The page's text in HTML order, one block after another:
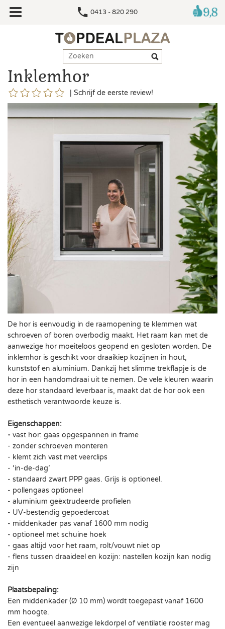
0413 - 820 290
Inklemhor
| Schrijf de eerste review!
De hor is eenvoudig in de raamopening te klemmen wat
schroeven of boren overbodig maakt. Het raam kan met de
aanwezige hor moeiteloos geopend en gesloten worden. De
inklemhor is geschikt voor draaikiep kozijnen in hout,
kunststof en aluminium. Dankzij het slimme trekflapje is de
hor in een handomdraai uit te nemen. De vele kleuren waarin
deze hor standaard leverbaar is, maakt dat de hor ook een
esthetisch verantwoorde keuze is.
Eigenschappen:
- vast hor: gaas opgespannen in frame
- zonder schroeven monteren
- klemt zich vast met veerclips
- ‘in-de-dag’
- standaard zwart PPP gaas. Grijs is optioneel.
- pollengaas optioneel
- aluminium geëxtrudeerde profielen
- UV-bestendig gepoedercoat
- middenkader pas vanaf 1600 mm nodig
- optioneel met schuine hoek
- gaas altijd voor het raam, rolt/vouwt niet op
- flens tussen draaideel en kozijn: nastellen kozijn kan nodig
zijn
Plaatsbepaling:
Een middenkader (Ø 10 mm) wordt toegepast vanaf 1600
mm hoogte.
Een eventueel aanwezige lekdorpel of ventilatie rooster mag